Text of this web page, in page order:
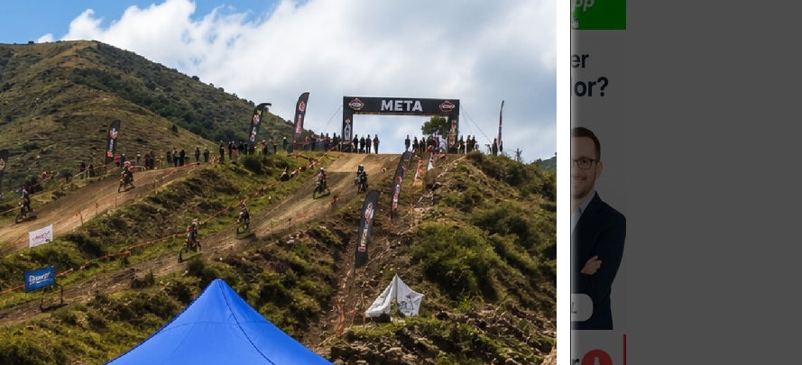
archivo de la Categoría deseada.
DE PRODUCTOS 2023-24
DE PRODUCTOS 2023-24
de Catálogos de Categorías
DE ALUMINIO
FIBRA DE VIDRIO
TIPO AVION
METALICOS
METALICOS
DE SERVICIO
Aluminio
DE ACERO
MANUALES